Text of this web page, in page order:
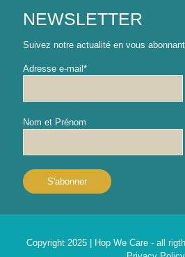
NEWSLETTER
Suivez notre actualité en vous
Adresse e-mail*
Nom et Prénom
Copyright 2025 | Hop We Care - all